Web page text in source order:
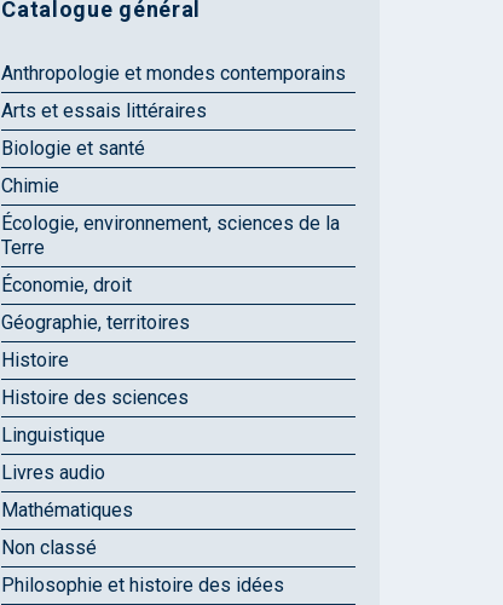
Catalogue général
Anthropologie et mondes contemporains
Arts et essais littéraires
Biologie et santé
Chimie
Écologie, environnement, sciences de la
Terre
Économie, droit
Géographie, territoires
Histoire
Histoire des sciences
Linguistique
Livres audio
Mathématiques
Non classé
Philosophie et histoire des idées